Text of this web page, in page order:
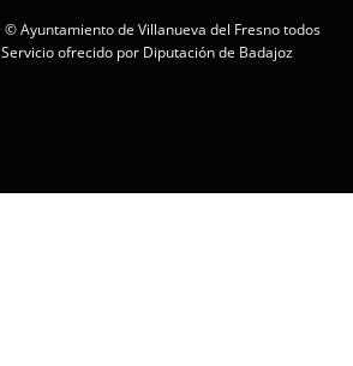
© Ayuntamiento de Villanueva del Fresno todos
Servicio ofrecido por Diputación de Badajoz